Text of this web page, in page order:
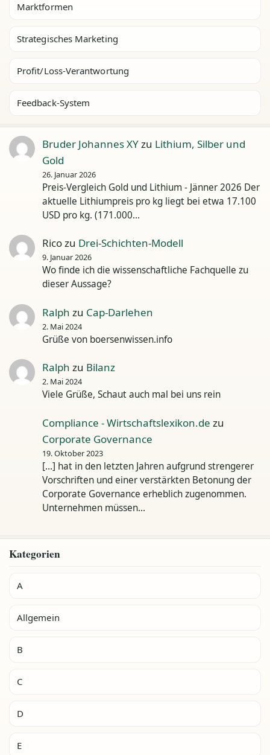
Marktformen
Strategisches Marketing
Profit/Loss-Verantwortung
Feedback-System
Bruder Johannes XYzu Lithium, Silber und
Gold
26. Januar 2026
Preis-Vergleich Gold und Lithium - Jänner 2026 Der
aktuelle Lithiumpreis pro kg liegt bei etwa 17.100
USD pro kg. (171.000…
Ricozu Drei-Schichten-Modell
9. Januar 2026
Wo finde ich die wissenschaftliche Fachquelle zu
dieser Aussage?
Ralph zu Cap-Darlehen
2. Mai 2024
Grüße von boersenwissen.info
Ralph zu Bilanz
2. Mai 2024
Viele Grüße, Schaut auch mal bei uns rein
Compliance - Wirtschaftslexikon.de zu
Corporate Governance
19. Oktober 2023
[…] hat in den letzten Jahren aufgrund strengerer
Vorschriften und einer verstärkten Betonung der
Corporate Governance erheblich zugenommen.
Unternehmen müssen…
Kategorien
A
Allgemein
B
C
D
E